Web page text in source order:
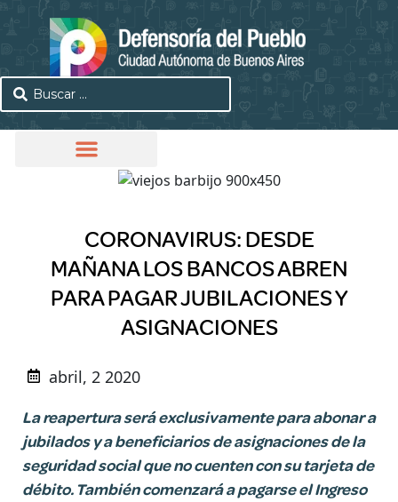
CORONAVIRUS: DESDE
MAÑANA LOS BANCOS ABREN
PARA PAGAR JUBILACIONES Y
ASIGNACIONES
abril, 2 2020
La reapertura será exclusivamente para abonar a
jubilados y a beneficiarios de asignaciones de la
seguridad social que no cuenten con su tarjeta de
débito. También comenzará a pagarse el Ingreso